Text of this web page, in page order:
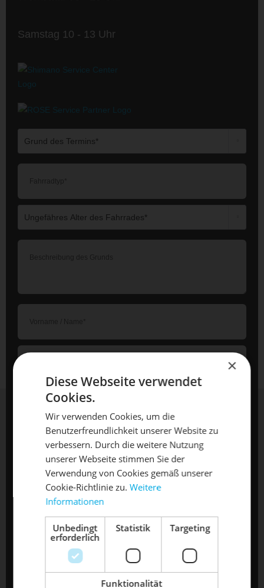
X
DIE SONNE LACHT, DEIN
RAD ERWACHT
Mach dein Bike frühlingsfit - gönn
ihm den Service, den es verdient!
Dein Bike braucht Service, Wartung
oder ein Update?
Buche dir jetzt deinen Termin.
Samstag 10 - 13 Uhr
Die mit einem * markierten Felder sind Pflichtfelder.
TERMIN ANFRAGEN
×
Diese Webseite verwendet
Cookies.
Wir verwenden Cookies, um die
Benutzerfreundlichkeit unserer Website zu
verbessern. Durch die weitere Nutzung
unserer Webseite stimmen Sie der
Verwendung von Cookies gemäß unserer
Cookie-Richtlinie zu.Weitere
Informationen
Unbedingt
erforderlich
Statistik Targeting
Funktionalität